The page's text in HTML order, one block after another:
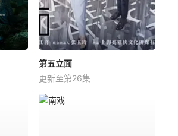
第五立面
更新至第26集